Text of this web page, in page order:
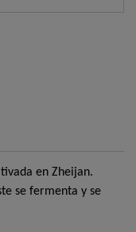
en Zheijan.
se fermenta y se